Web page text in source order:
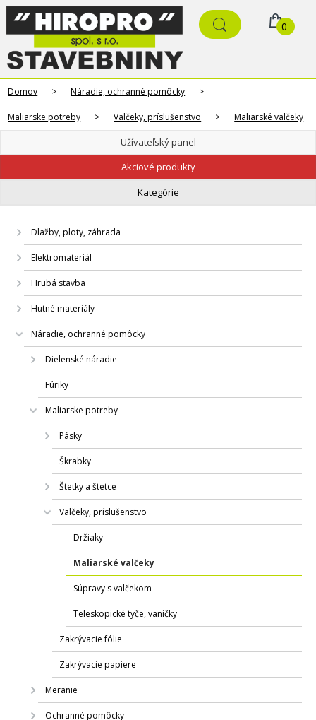
0
Domov > Náradie, ochranné pomôcky >
Maliarske potreby > Valčeky, príslušenstvo > Maliarské valčeky
Užívateľský panel
Akciové produkty
Kategórie
Dlažby, ploty, záhrada
Elektromateriál
Hrubá stavba
Hutné materiály
Náradie, ochranné pomôcky
Dielenské náradie
Fúriky
Maliarske potreby
Pásky
Škrabky
Štetky a štetce
Valčeky, príslušenstvo
Držiaky
Maliarské valčeky
Súpravy s valčekom
Teleskopické tyče, vaničky
Zakrývacie fólie
Zakrývacie papiere
Meranie
Ochranné pomôcky